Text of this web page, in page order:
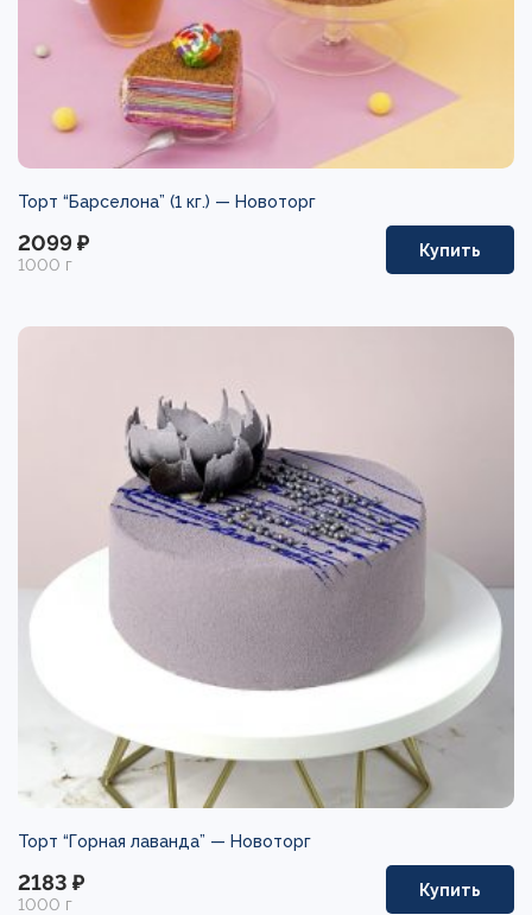
Торт “Барселона” (1 кг.) — Новоторг
2099 ₽
1000 г
Купить
Торт “Горная лаванда” — Новоторг
2183 ₽
1000 г
Купить